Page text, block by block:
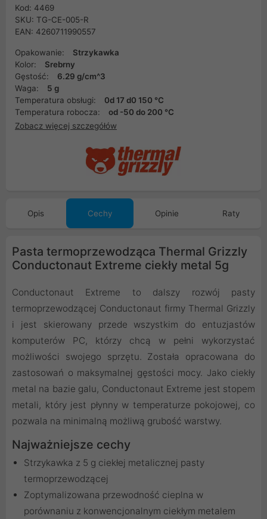
Kod: 4469
SKU: TG-CE-005-R
EAN: 4260711990557
Opakowanie:
Strzykawka
Kolor:
Srebrny
Gęstość:
6.29 g/cm^3
Waga:
5 g
Temperatura obsługi:
0d 17 d0 150 °C
Temperatura robocza:
od -50 do 200 °C
Zobacz więcej szczegółów
Opis Cechy Opinie Raty
Pasta termoprzewodząca Thermal Grizzly
Conductonaut Extreme ciekły metal 5g
Conductonaut Extreme to dalszy rozwój pasty
termoprzewodzącej Conductonaut firmy Thermal Grizzly
i jest skierowany przede wszystkim do entuzjastów
komputerów PC, którzy chcą w pełni wykorzystać
możliwości swojego sprzętu. Została opracowana do
zastosowań o maksymalnej gęstości mocy. Jako ciekły
metal na bazie galu, Conductonaut Extreme jest stopem
metali, który jest płynny w temperaturze pokojowej, co
pozwala na minimalną możliwą grubość warstwy.
Najważniejsze cechy
Strzykawka z 5 g ciekłej metalicznej pasty
termoprzewodzącej
Zoptymalizowana przewodność cieplna w
porównaniu z konwencjonalnym ciekłym metalem